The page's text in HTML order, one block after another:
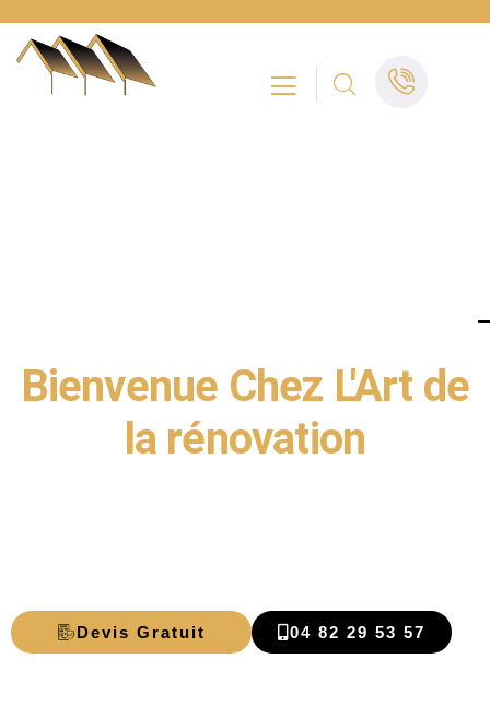
Bienvenue Chez L'Art de
la rénovation
Devis Gratuit 04 82 29 53 57